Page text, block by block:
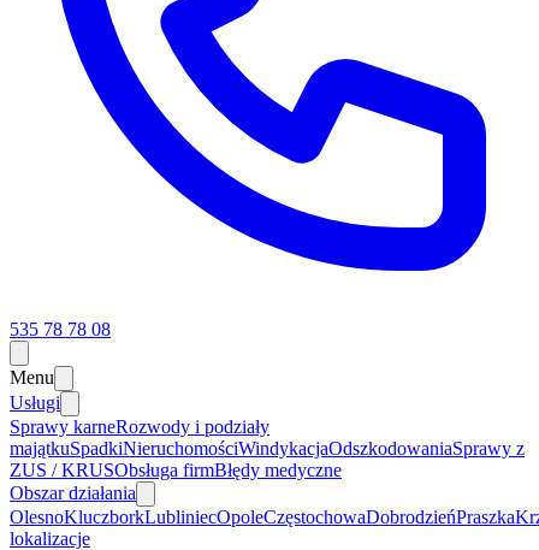
535 78 78 08
Menu
Usługi
Sprawy karneRozwody i podziały
majątkuSpadkiNieruchomościWindykacjaOdszkodowaniaSprawy z
ZUS / KRUSObsługa firmBłędy medyczne
Obszar działania
OlesnoKluczborkLubliniecOpoleCzęstochowaDobrodzieńPraszka
lokalizacje